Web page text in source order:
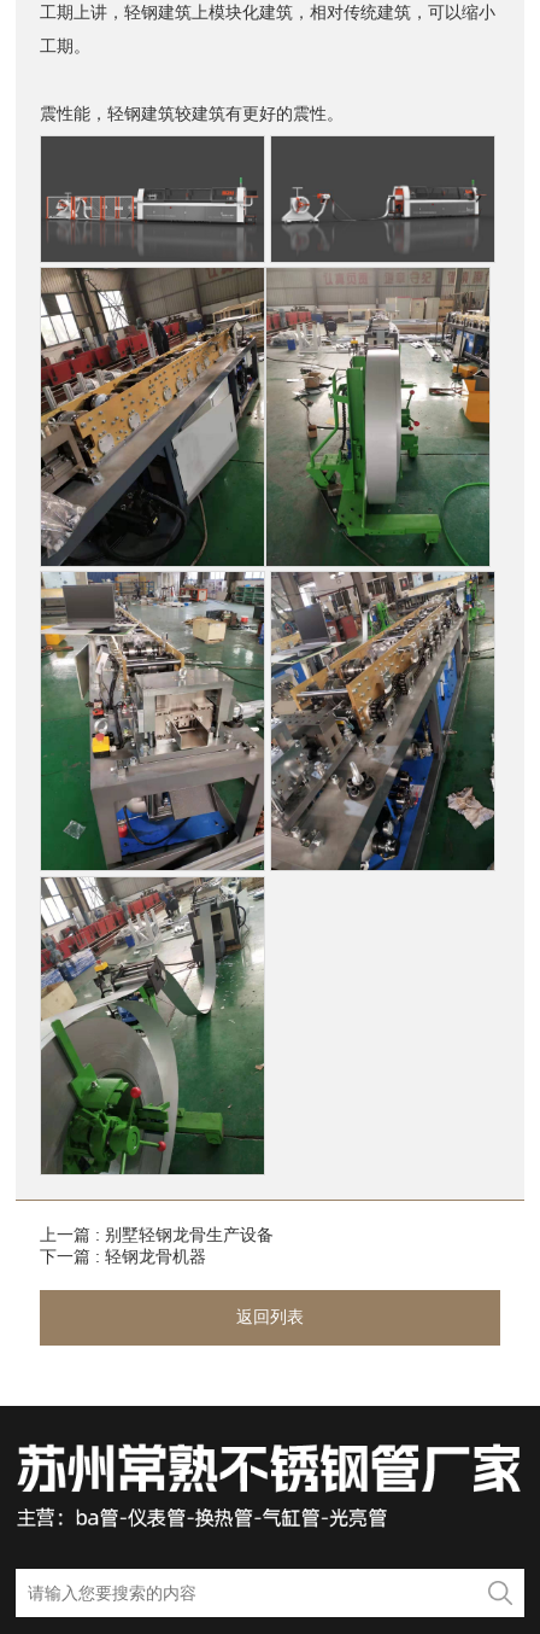
工期上讲，轻钢建筑上模块化建筑，相对传统建筑，可以缩小
工期。
震性能，轻钢建筑较建筑有更好的震性。
上一篇 : 别墅轻钢龙骨生产设备
下一篇 : 轻钢龙骨机器
返回列表